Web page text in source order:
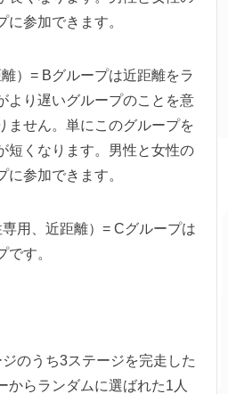
に参加できます。
）= Bグループは近距離をラ
より遅いグループのことを意
ません。単にこのグループを
短くなります。男性と女性の
に参加できます。
用、近距離）= Cグループは
です。
のうち3ステージを完走した
からランダムに選ばれた1人